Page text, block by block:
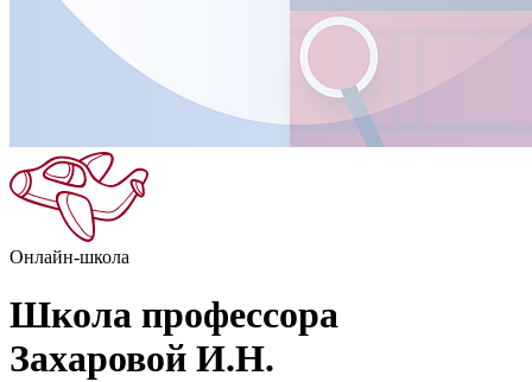
Онлайн-школа
Школа профессора
Захаровой И.Н.